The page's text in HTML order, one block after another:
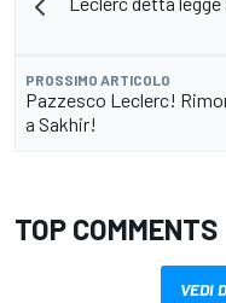
PROSSIMO ARTICOLO
Pazzesco Leclerc!
a Sakhir!
TOP COMMENTS
VEDI